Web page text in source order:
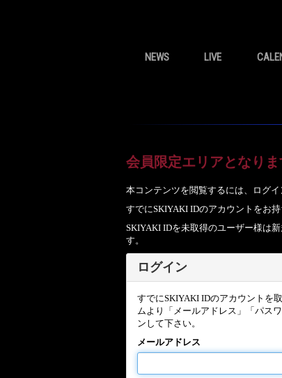
NEWS LIVE
会員限定エリアとなりま
本コンテンツを閲覧するには、ログイ
すでにSKIYAKI IDのアカウントをお
SKIYAKI IDを未取得のユーザー様は
す。
ログイン
すでにSKIYAKI IDのアカウントを
ムより「メールアドレス」「パス
ンして下さい。
メールアドレス